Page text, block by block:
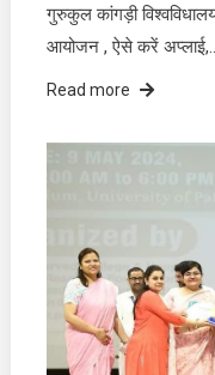
गुरुकुल कांगड़ी
आयोजन , ऐसे करें
Read more